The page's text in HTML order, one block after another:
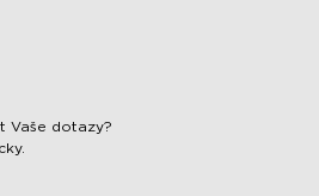
Vaše dotazy?